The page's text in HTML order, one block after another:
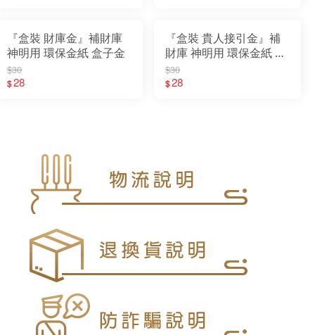
『盒裝 財庫金』補財庫
神明用 環保金紙 盒子金
$30
$28
『盒裝 貴人接引金』補
財庫 神明用 環保金紙 盒
子金
$30
$28